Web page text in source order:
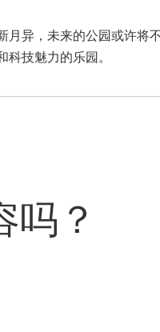
月异，未来的公园或许将
科技魅力的乐园。
吗？